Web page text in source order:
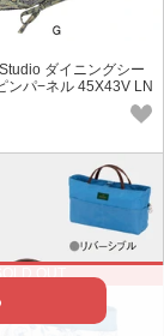
ダイニングシー
ンパ−ネル 45X43V LN
OUT